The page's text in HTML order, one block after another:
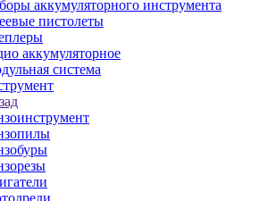
аккумуляторного инструмента
пистолеты
аккумуляторное
система